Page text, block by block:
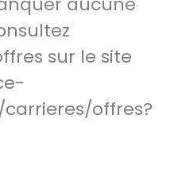
sur le site
offres?